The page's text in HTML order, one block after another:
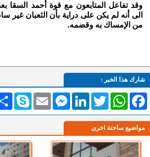
وقد تفاعل المتابعون مع قوة أحمد السقا
الى أنه لم يكن على دراية بأن الثعبان غير
من الإمساك به وقضمه.
شارك هذا الخبر :
انشر Skype Email
MessengerLinkedInTwitterWhatsAppFacebook
مواضيع ساخنة اخرى